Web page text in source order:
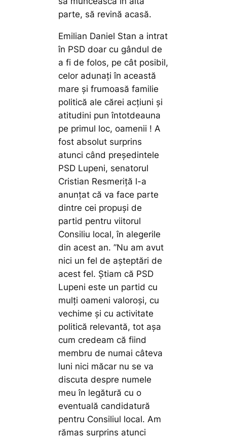
parte, să revină acasă.
Emilian Daniel Stan a intrat
în PSD doar cu gândul de
a fi de folos, pe cât posibil,
celor adunați în această
mare și frumoasă familie
politică ale cărei acțiuni și
atitudini pun întotdeauna
pe primul loc, oamenii ! A
fost absolut surprins
atunci când președintele
PSD Lupeni, senatorul
Cristian Resmeriță l-a
anunțat că va face parte
dintre cei propuși de
partid pentru viitorul
Consiliu local, în alegerile
din acest an.”Nu am avut
nici un fel de așteptări de
acest fel. Știam că PSD
Lupeni este un partid cu
mulți oameni valoroși, cu
vechime și cu activitate
politică relevantă, tot așa
cum credeam că fiind
membru de numai câteva
luni nici măcar nu se va
discuta despre numele
meu în legătură cu o
eventuală candidatură
pentru Consiliul local. Am
rămas surprins atunci